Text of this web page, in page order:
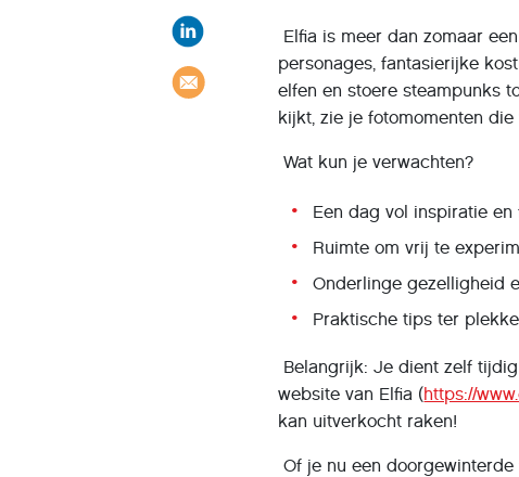
Elfia is meer dan zomaar
personages, fantasierijke
elfen en stoere steampunks
kijkt, zie je fotomomenten
Wat kun je verwachten?
Een dag vol inspiratie
Ruimte om vrij te
Onderlinge gezelligheid
Praktische tips ter
Belangrijk: Je dient zelf
website van Elfia (https://
kan uitverkocht raken!
Of je nu een